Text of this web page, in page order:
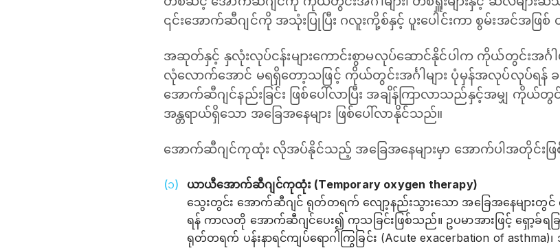
၎င်းအောက်ဆီဂျင်ကို အသုံးပြုပြီး ဂလူးကို့စ်နှင့် ပူးပေါင်းကာ စွမ်းအင်အဖ
အဆုတ်နှင့် နှလုံးလုပ်ငန်းများကောင်းစွာမလုပ်ဆောင်နိုင်ပါက ကိုယ်တွင်းအင်္ဂ
လုံလောက်အောင် မရရှိတော့သဖြင့် ကိုယ်တွင်းအင်္ဂါများ ပုံမှန်အလုပ်လုပ်ရ
အောက်ဆီဂျင်နည်းခြင်း ဖြစ်ပေါ်လာပြီး အချိန်ကြာလာသည်နှင့်အမျှ ကိုယ်တွင်
အန္တရာယ်ရှိသော အခြေအနေများ ဖြစ်ပေါ်လာနိုင်သည်။
အောက်ဆီဂျင်ကုထုံး လိုအပ်နိုင်သည့် အခြေအနေများမှာ ‌အောက်ပါအတိုင်းဖ
ယာယီအောက်ဆီဂျင်ကုထုံး (Temporary oxygen therapy)
သွေးတွင်း ‌အောက်ဆီဂျင် ရုတ်တရက် လျော့နည်းသွားသော အခြေအနေများတွင်
ရန် ကာလတို အောက်ဆီဂျင်ပေး၍ ကုသခြင်းဖြစ်သည်။ ဥပမာအားဖြင့် ရှော့ခ်ရခြင်
ရုတ်တရက် ပန်းနာရင်ကျပ်ရောဂါကြွခြင်း (Acute exacerbation of